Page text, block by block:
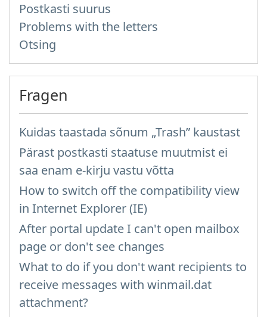
Postkasti suurus
Problems with the letters
Otsing
Fragen
Kuidas taastada sõnum „Trash” kaustast
Pärast postkasti staatuse muutmist ei
saa enam e-kirju vastu võtta
How to switch off the compatibility view
in Internet Explorer (IE)
After portal update I can't open mailbox
page or don't see changes
What to do if you don't want recipients to
receive messages with winmail.dat
attachment?